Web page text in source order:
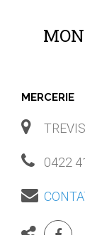
MERCERIE
0422